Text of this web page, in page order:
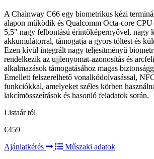
A Chainway C66 egy biometrikus kézi
alapon működik és Qualcomm Octa-core
5,5" nagy felbontású érintőképernyővel, nagy
akkumulátorral, támogatja a gyors töltést és
Ezen kívül integrált nagy teljesítményű
rendelkezik az ujjlenyomat-azonosítás és
alkalmazások támogatásához magas
Emellett felszerelhető vonalkódolvasással,
funkciókkal, amelyeket széles körben
lakcímösszeírások és hasonló feladatok során.
Listaár tól
€459
Ajánlatkérés
Műszaki adatok